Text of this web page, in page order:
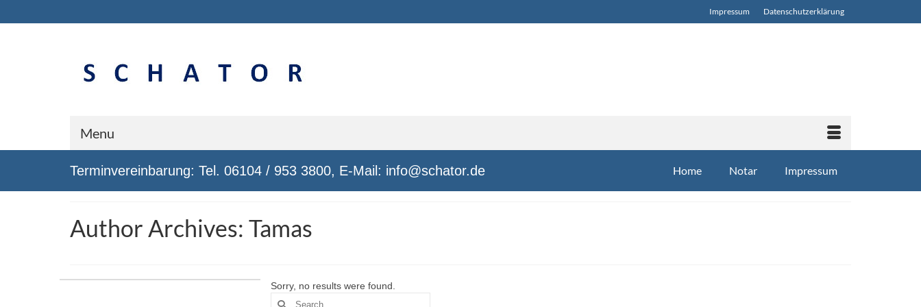
Impressum Datenschutz­erklärung
Menu
Terminvereinbarung: Tel. 06104 / 953 3800, E-Mail: info@schator.de Home Notar Impressum
Author Archives: Tamas
Sorry, no results were found.
Search